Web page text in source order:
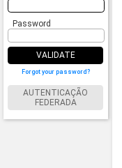
Password
VALIDATE
Forgot your password?
AUTENTICAÇÃO
FEDERADA